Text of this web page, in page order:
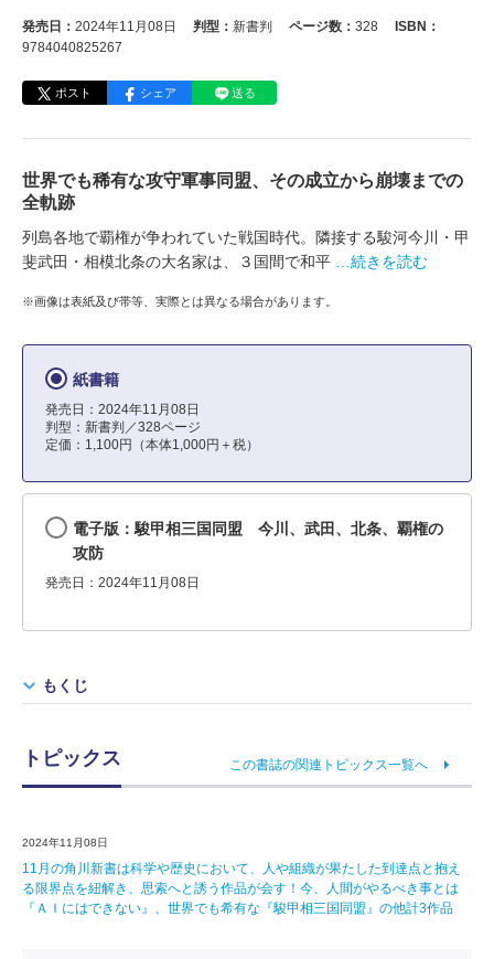
発売日： 2024年11月08日 判型： 新書判 ページ数： 328
ISBN：
9784040825267
ポスト シェア 送る
世界でも稀有な攻守軍事同盟、その成立から崩壊までの
全軌跡
列島各地で覇権が争われていた戦国時代。隣接する駿河今川・甲
斐武田・相模北条の大名家は、３国間で和平
…続きを読む
※画像は表紙及び帯等、実際とは異なる場合があります。
紙書籍
発売日：2024年11月08日
判型：新書判／328ページ
定価：1,100円（本体1,000円＋税）
電子版：駿甲相三国同盟 今川、武田、北条、覇権の
攻防
発売日：2024年11月08日
もくじ
トピックス この書誌の関連トピックス一覧へ
2024年11月08日
11月の角川新書は科学や歴史において、人や組織が果たした到達点と抱え
る限界点を紐解き、思索へと誘う作品が会す！今、人間がやるべき事とは
『ＡＩにはできない』、世界でも希有な『駿甲相三国同盟』の他計3作品